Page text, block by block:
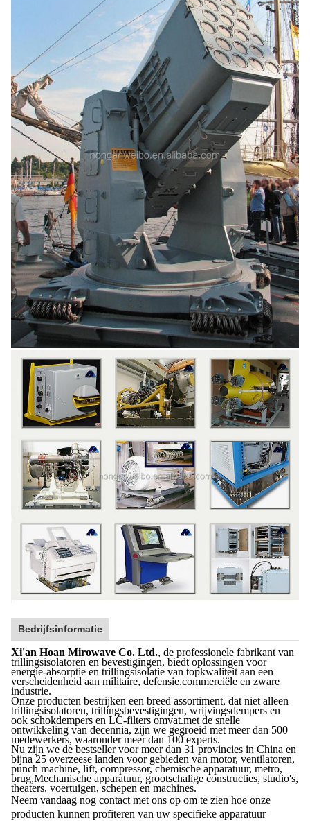
Bedrijfsinformatie
Xi'an Hoan Mirowave Co. Ltd., de professionele fabrikant van
trillingsisolatoren en bevestigingen, biedt oplossingen voor
energie-absorptie en trillingsisolatie van topkwaliteit aan een
verscheidenheid aan militaire, defensie,commerciële en zware
industrie.
Onze producten bestrijken een breed assortiment, dat niet alleen
trillingsisolatoren, trillingsbevestigingen, wrijvingsdempers en
ook schokdempers en LC-filters omvat.met de snelle
ontwikkeling van decennia, zijn we gegroeid met meer dan 500
medewerkers, waaronder meer dan 100 experts.
Nu zijn we de bestseller voor meer dan 31 provincies in China en
bijna 25 overzeese landen voor gebieden van motor, ventilatoren,
punch machine, lift, compressor, chemische apparatuur, metro,
brug,Mechanische apparatuur, grootschalige constructies, studio's,
theaters, voertuigen, schepen en machines.
Neem vandaag nog contact met ons op om te zien hoe onze
producten kunnen profiteren van uw specifieke apparatuur